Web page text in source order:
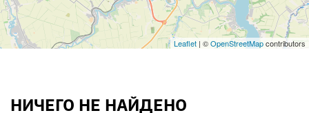
Leaflet | ©OpenStreetMapcontributors
НИЧЕГО НЕ НАЙДЕНО